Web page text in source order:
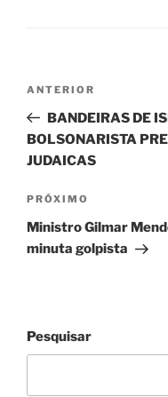
Post
Post
anterior
ANTERIOR
BANDEIRAS DE
BOLSONARISTA
JUDAICAS
Próximo
post
PRÓXIMO
Ministro Gilmar
minuta golpista
Pesquisar